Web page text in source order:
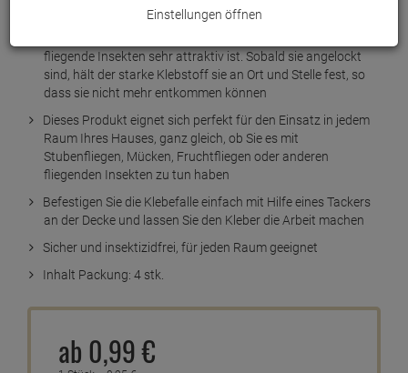
fliegende Insekten sehr attraktiv ist. Sobald sie angelockt
sind, hält der starke Klebstoff sie an Ort und Stelle fest, so
dass sie nicht mehr entkommen können
Dieses Produkt eignet sich perfekt für den Einsatz in jedem
Raum Ihres Hauses, ganz gleich, ob Sie es mit
Stubenfliegen, Mücken, Fruchtfliegen oder anderen
fliegenden Insekten zu tun haben
Befestigen Sie die Klebefalle einfach mit Hilfe eines Tackers
an der Decke und lassen Sie den Kleber die Arbeit machen
Sicher und insektizidfrei, für jeden Raum geeignet
Inhalt Packung: 4 stk.
ab 0,99€
Einstellungen öffnen